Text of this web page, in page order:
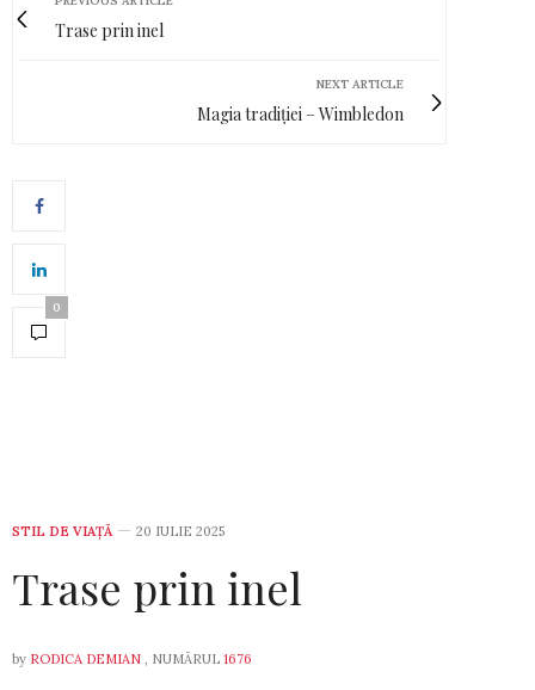
Trase prin inel
NEXT ARTICLE
Magia tradiției – Wimbledon
0
STIL DE VIA­ŢĂ 20 IULIE 2025
Trase prin inel
by RODICA DEMIAN , NUMĂRUL 1676